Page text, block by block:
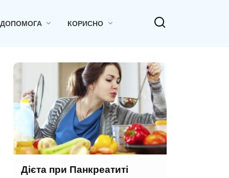
ДОПОМОГА КОРИСНО
Дієта при Панкреатиті